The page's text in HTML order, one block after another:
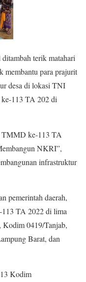
terik matahari
membantu para prajurit
desa di lokasi TNI
113 TA 202 di
TMMD ke-113 TA
NKRI”,
infrastruktur
pemerintah daerah,
TA 2022 di lima
0419/Tanjab,
Barat, dan
Kodim